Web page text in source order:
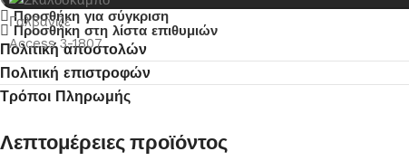
Προσθήκη για σύγκριση
Προσθήκη στη λίστα επιθυμιών
Πολιτική αποστολών
Πολιτική επιστροφών
Τρόποι Πληρωμής
Λεπτομέρειες προϊόντος